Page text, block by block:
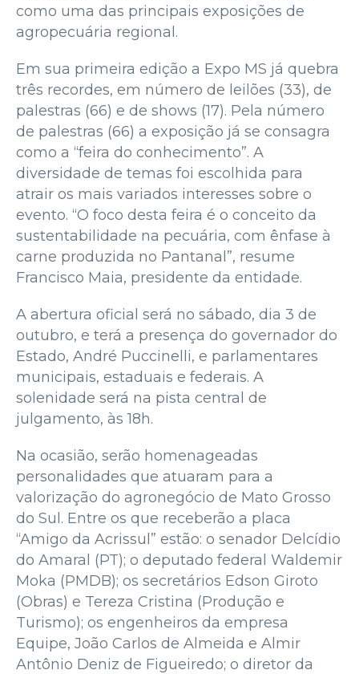
como uma das principais exposições de
agropecuária regional.
Em sua primeira edição a Expo MS já quebra
três recordes, em número de leilões (33), de
palestras (66) e de shows (17). Pela número
de palestras (66) a exposição já se consagra
como a “feira do conhecimento”. A
diversidade de temas foi escolhida para
atrair os mais variados interesses sobre o
evento. “O foco desta feira é o conceito da
sustentabilidade na pecuária, com ênfase à
carne produzida no Pantanal”, resume
Francisco Maia, presidente da entidade.
A abertura oficial será no sábado, dia 3 de
outubro, e terá a presença do governador do
Estado, André Puccinelli, e parlamentares
municipais, estaduais e federais. A
solenidade será na pista central de
julgamento, às 18h.
Na ocasião, serão homenageadas
personalidades que atuaram para a
valorização do agronegócio de Mato Grosso
do Sul. Entre os que receberão a placa
“Amigo da Acrissul” estão: o senador Delcídio
do Amaral (PT); o deputado federal Waldemir
Moka (PMDB); os secretários Edson Giroto
(Obras) e Tereza Cristina (Produção e
Turismo); os engenheiros da empresa
Equipe, João Carlos de Almeida e Almir
Antônio Deniz de Figueiredo; o diretor da